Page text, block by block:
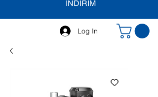
İNDİRİM
Log In